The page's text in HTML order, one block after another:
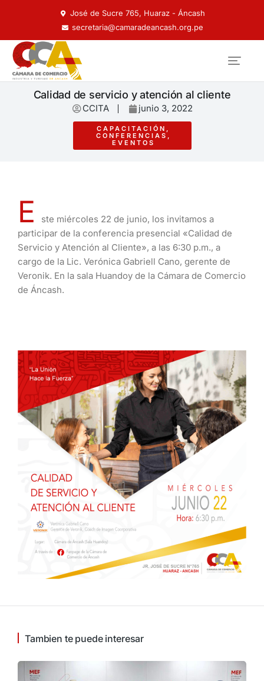
José de Sucre 765, Huaraz - Áncash
secretaria@camaradeancash.org.pe
Calidad de servicio y atención al cliente
CCITA junio 3, 2022
CAPACITACIÓN ,
CONFERENCIAS ,
EVENTOS
E
ste miércoles 22 de junio, los invitamos a
participar de la conferencia presencial «Calidad de
Servicio y Atención al Cliente», a las 6:30 p.m., a
cargo de la Lic. Verónica Gabriell Cano, gerente de
Veronik. En la sala Huandoy de la Cámara de Comercio
de Áncash.
Tambien te puede interesar